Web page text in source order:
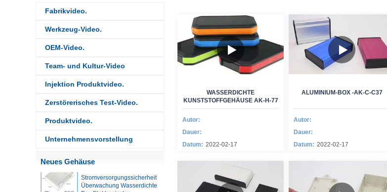
Fabrikvideo.
Werkzeug-Video.
OEM-Video.
Team- und Kultur-Video
Injektion Produktvideo.
Zerstörerisches Test-Video.
Produktvideo.
Unternehmensvorstellung
Neues Gehäuse
IP68 PC Material V1
Outdoor-Anschlussbox UV-
Kunststoff wasserdichtes Box
mm
mm ABS Kunststoff
Überwachung Wasserdichte
Box Elektronische
WASSERDICHTE
KUNSTSTOFFGEHÄUSE AK-H-77
Autor:
Dauer:
Datum: 2022-02-17
ALUMINIUM-BOX -AK-C-C37
Autor:
Dauer:
Datum: 2022-02-17